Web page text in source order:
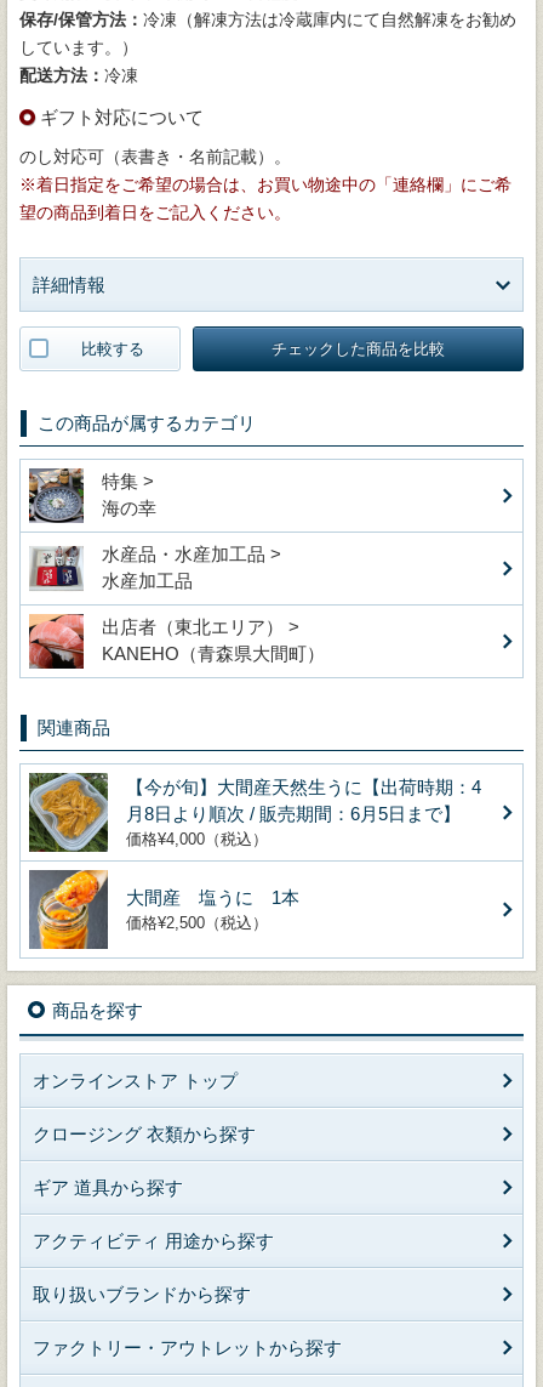
保存/保管方法： 冷凍（解凍方法は冷蔵庫内にて自然解凍をお勧め
しています。）
配送方法： 冷凍
ギフト対応について
のし対応可（表書き・名前記載）。
※着日指定をご希望の場合は、お買い物途中の「連絡欄」にご希
望の商品到着日をご記入ください。
詳細情報
比較する チェックした商品を比較
この商品が属するカテゴリ
特集 >
海の幸
水産品・水産加工品 >
水産加工品
出店者（東北エリア） >
KANEHO（青森県大間町）
関連商品
【今が旬】大間産天然生うに【出荷時期：4
月8日より順次 / 販売期間：6月5日まで】
価格¥4,000（税込）
大間産 塩うに 1本
価格¥2,500（税込）
商品を探す
オンラインストア トップ
クロージング 衣類から探す
ギア 道具から探す
アクティビティ 用途から探す
取り扱いブランドから探す
ファクトリー・アウトレットから探す